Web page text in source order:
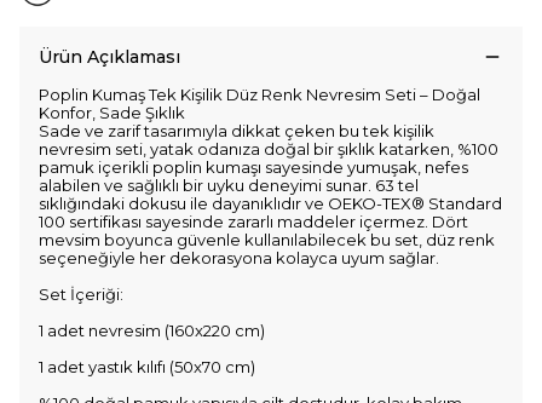
Ürün Açıklaması
Poplin Kumaş Tek Kişilik Düz Renk Nevresim Seti – Doğal
Konfor, Sade Şıklık
Sade ve zarif tasarımıyla dikkat çeken bu tek kişilik
nevresim seti, yatak odanıza doğal bir şıklık katarken, %100
pamuk içerikli poplin kumaşı sayesinde yumuşak, nefes
alabilen ve sağlıklı bir uyku deneyimi sunar. 63 tel
sıklığındaki dokusu ile dayanıklıdır ve OEKO-TEX® Standard
100 sertifikası sayesinde zararlı maddeler içermez. Dört
mevsim boyunca güvenle kullanılabilecek bu set, düz renk
seçeneğiyle her dekorasyona kolayca uyum sağlar.
Set İçeriği:
1 adet nevresim (160x220 cm)
1 adet yastık kılıfı (50x70 cm)